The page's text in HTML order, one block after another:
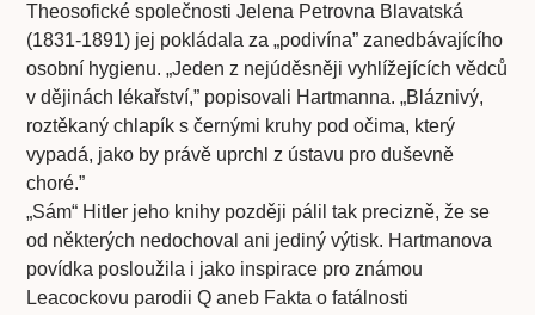
Theosofické společnosti Jelena Petrovna Blavatská
(1831-1891) jej pokládala za „podivína” zanedbávajícího
osobní hygienu. „Jeden z nejúděsněji vyhlížejících vědců
v dějinách lékařství,” popisovali Hartmanna. „Bláznivý,
roztěkaný chlapík s černými kruhy pod očima, který
vypadá, jako by právě uprchl z ústavu pro duševně
choré.”
„Sám“ Hitler jeho knihy později pálil tak precizně, že se
od některých nedochoval ani jediný výtisk. Hartmanova
povídka posloužila i jako inspirace pro známou
Leacockovu parodii Q aneb Fakta o fatálnosti